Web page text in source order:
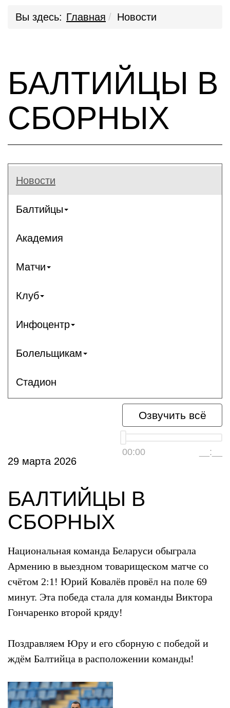
Вы здесь: Главная Новости
БАЛТИЙЦЫ В
СБОРНЫХ
Новости
Балтийцы
Академия
Матчи
Клуб
Инфоцентр
Болельщикам
Стадион
Озвучить всё
00:00 __:__
29 марта 2026
БАЛТИЙЦЫ В
СБОРНЫХ
Национальная команда Беларуси обыграла
Армению в выездном товарищеском матче со
счётом 2:1! Юрий Ковалёв провёл на поле 69
минут. Эта победа стала для команды Виктора
Гончаренко второй кряду!
Поздравляем Юру и его сборную с победой и
ждём Балтийца в расположении команды!